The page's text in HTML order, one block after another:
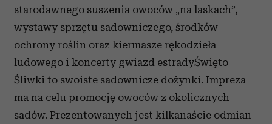
starodawnego suszenia owoców „na laskach”,
wystawy sprzętu sadowniczego, środków
ochrony roślin oraz kiermasze rękodzieła
ludowego i koncerty gwiazd estradyŚwięto
Śliwki to swoiste sadownicze dożynki. Impreza
ma na celu promocję owoców z okolicznych
sadów. Prezentowanych jest kilkanaście odmian